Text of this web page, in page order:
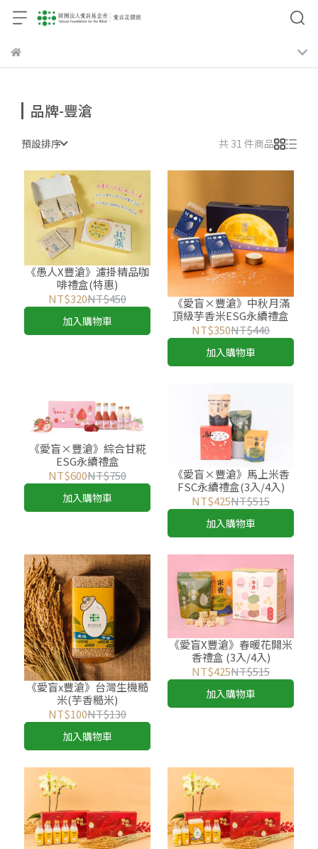
品牌-豐滄
預設排序 共 31 件商品
《愚人X豐滄》濾掛精品咖
啡禮盒(特惠)
NT$320NT$450
加入購物車
《愛盲×豐滄》中秋月滿
頂級芋香米ESG永續禮盒
NT$350NT$440
加入購物車
《愛盲×豐滄》綜合甘糀
ESG永續禮盒
NT$600NT$750
加入購物車
《愛盲×豐滄》馬上米香
FSC永續禮盒(3入/4入)
NT$425NT$515
加入購物車
《愛盲x豐滄》台灣生機糙
米(芋香糙米)
NT$100NT$130
加入購物車
《愛盲X豐滄》春暖花開米
香禮盒 (3入/4入)
NT$425NT$515
加入購物車